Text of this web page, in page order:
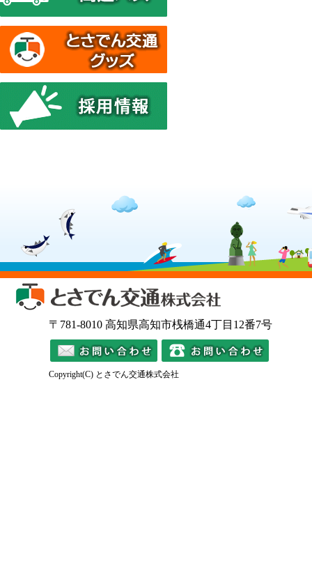
〒781-8010 高知県高知市桟橋通4丁目12番7号
メールでのお問い合わせ
Copyright(C) とさでん交通株式会社